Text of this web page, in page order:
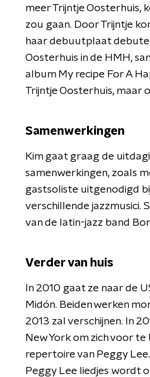
meer Trijntje Oosterhuis,
zou gaan. Door Trijntje
haar debuutplaat
Oosterhuis in de HMH,
album My recipe For A
Trijntje Oosterhuis, maar
Samenwerkingen
Kim gaat graag de
samenwerkingen, zoals
gastsoliste uitgenodigd
verschillende jazzmusici.
van de latin-jazz band
Verder van huis
In 2010 gaat ze naar de
Midón. Beiden werken
2013 zal verschijnen. In
New York om zich voor
repertoire van Peggy
Peggy Lee liedjes wordt